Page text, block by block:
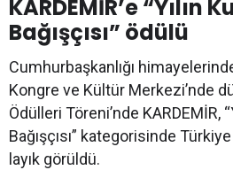
KARDEMİR’e “Yılın
Bağışçısı” ödülü
Cumhurbaşkanlığı
Kongre ve Kültür Merkezi’nde
Ödülleri Töreni’nde KARDEMİR,
Bağışçısı” kategorisinde
layık görüldü.